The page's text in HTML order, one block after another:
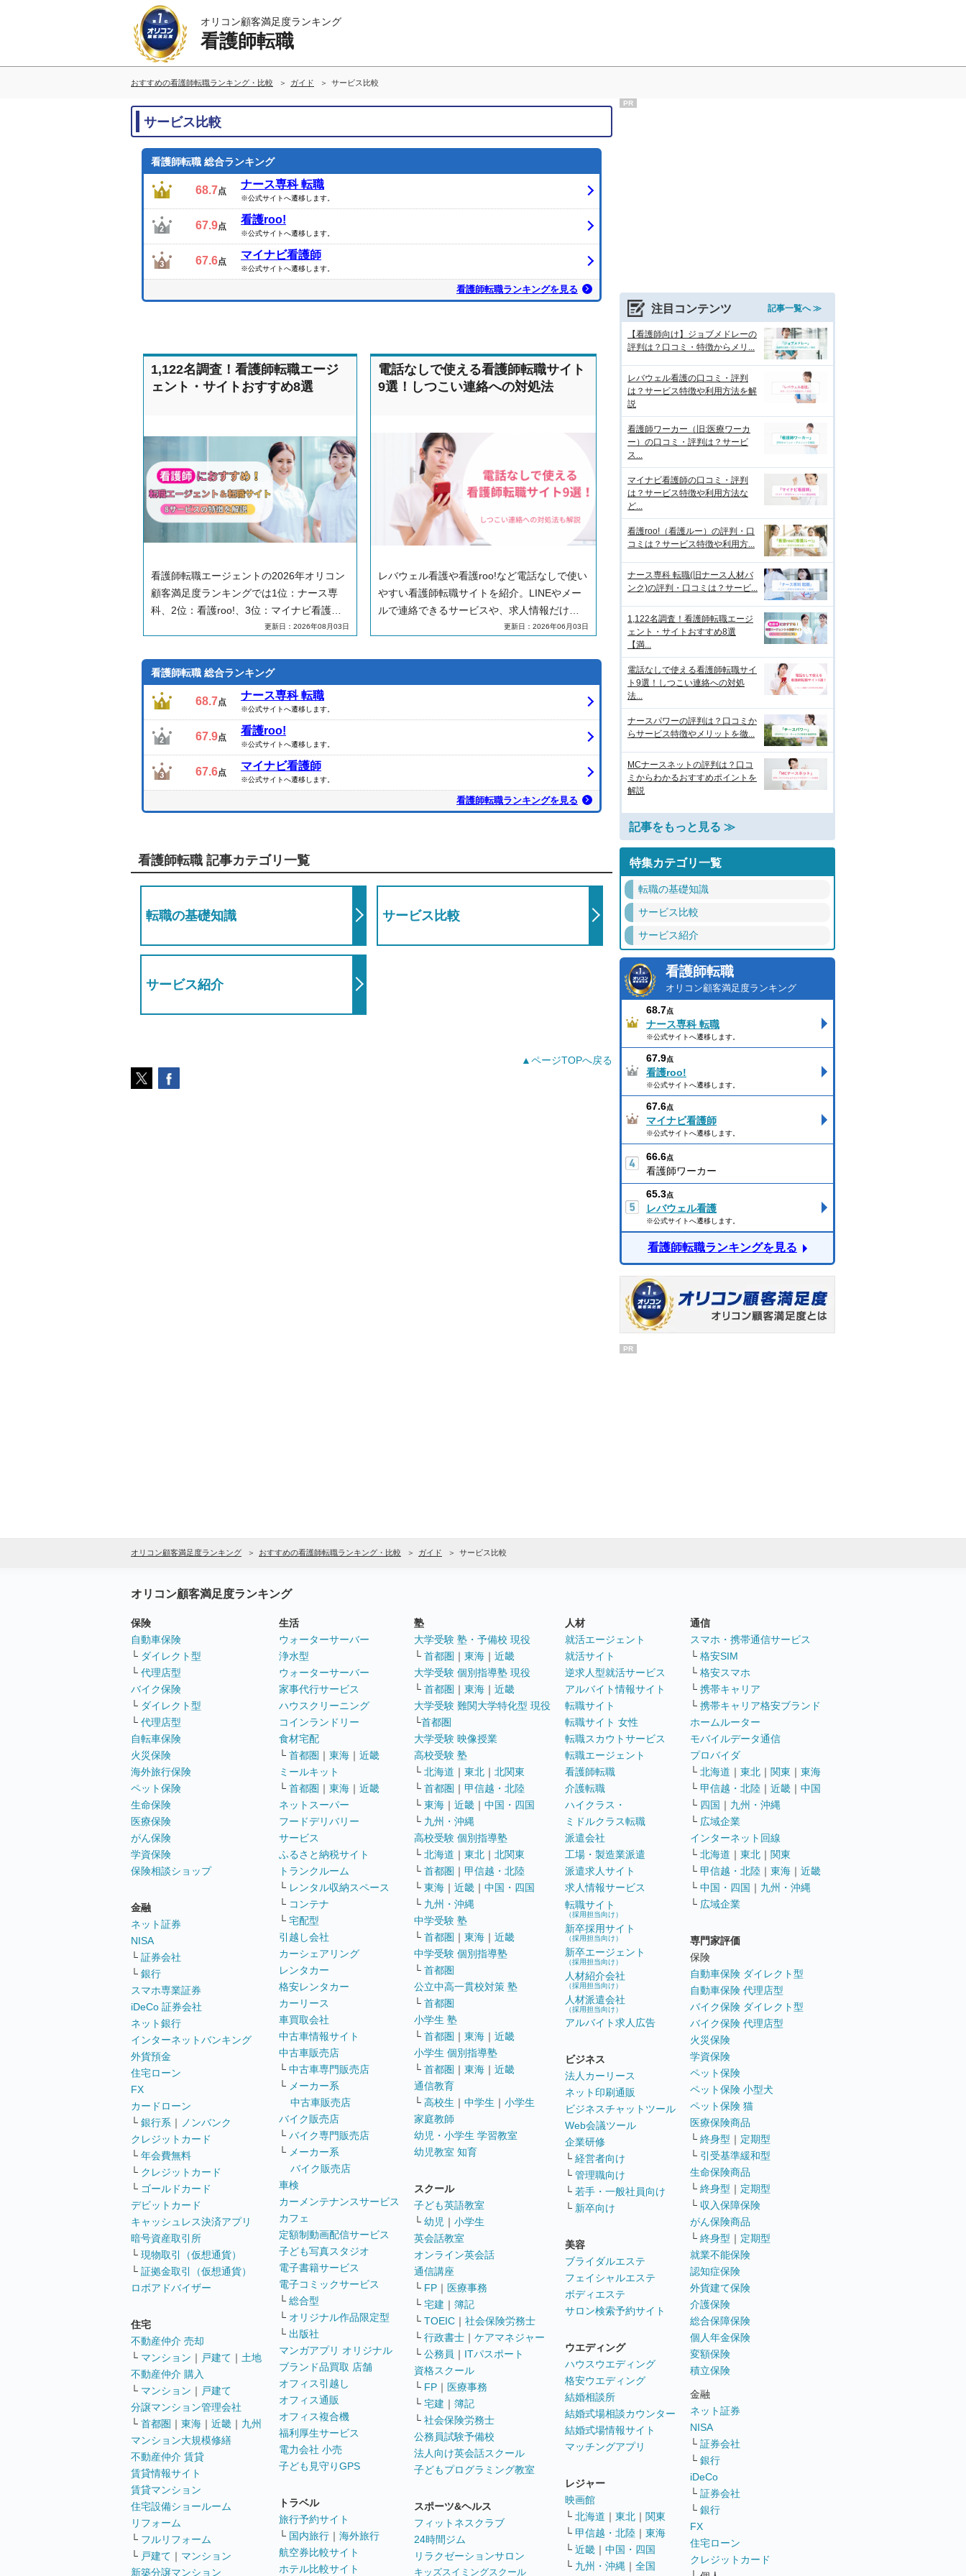
オリコン顧客満足度ランキング
看護師転職
おすすめの看護師転職ランキング・比較 ガイド サービス比較
サービス比較
看護師転職 総合ランキング
68.7点
ナース専科 転職
※公式サイトへ遷移します。
67.9点
看護roo!
※公式サイトへ遷移します。
67.6点
マイナビ看護師
※公式サイトへ遷移します。
看護師転職ランキングを見る
1,122名調査！看護師転職エージ
ェント・サイトおすすめ8選
看護師転職エージェントの2026年オリコン
顧客満足度ランキングでは1位：ナース専
科、2位：看護roo!、3位：マイナビ看護師
という結果になりました。利用者による口
します。
更新日：2026年08月03日
電話なしで使える看護師転職サイト
9選！しつこい連絡への対処法
レバウェル看護や看護roo!など電話なしで使い
やすい看護師転職サイトを紹介。LINEやメー
ルで連絡できるサービスや、求人情報だけ見
られるサイトも詳しく解説。しつこい連絡の
更新日：2026年06月03日
看護師転職 総合ランキング
68.7点
ナース専科 転職
※公式サイトへ遷移します。
67.9点
看護roo!
※公式サイトへ遷移します。
67.6点
マイナビ看護師
※公式サイトへ遷移します。
看護師転職ランキングを見る
看護師転職 記事カテゴリ一覧
転職の基礎知識 サービス比較
サービス紹介
▲ページTOPへ戻る
PR
注目コンテンツ 記事一覧へ ≫
【看護師向け】ジョブメドレーの
評判は？口コミ・特徴からメリ...
レバウェル看護の口コミ・評判
は？サービス特徴や利用方法を解
説
看護師ワーカー（旧:医療ワーカ
ー）の口コミ・評判は？サービ
ス...
マイナビ看護師の口コミ・評判
は？サービス特徴や利用方法な
ど...
看護roo!（看護ルー）の評判・口
コミは？サービス特徴や利用方...
ナース専科 転職(旧ナース人材バ
ンク)の評判・口コミは？サービ...
1,122名調査！看護師転職エージ
ェント・サイトおすすめ8選
【満...
電話なしで使える看護師転職サイ
ト9選！しつこい連絡への対処
法...
ナースパワーの評判は？口コミか
らサービス特徴やメリットを徹...
MCナースネットの評判は？口コ
ミからわかるおすすめポイントを
解説
記事をもっと見る ≫
特集カテゴリ一覧
転職の基礎知識
サービス比較
サービス紹介
看護師転職
オリコン顧客満足度ランキング
68.7点
ナース専科 転職
※公式サイトへ遷移します。
67.9点
看護roo!
※公式サイトへ遷移します。
67.6点
マイナビ看護師
※公式サイトへ遷移します。
66.6点
看護師ワーカー
65.3点
レバウェル看護
※公式サイトへ遷移します。
看護師転職ランキングを見る
PR
オリコン顧客満足度ランキング おすすめの看護師転職ランキング・比較 ガイド サービス比較
オリコン顧客満足度ランキング
保険
自動車保険
└ ダイレクト型
└ 代理店型
バイク保険
└ ダイレクト型
└ 代理店型
自転車保険
火災保険
海外旅行保険
ペット保険
生命保険
医療保険
がん保険
学資保険
保険相談ショップ
金融
ネット証券
NISA
└ 証券会社
└ 銀行
スマホ専業証券
iDeCo 証券会社
ネット銀行
インターネットバンキング
外貨預金
住宅ローン
FX
カードローン
└ 銀行系 ｜
ノンバンク
クレジットカード
└ 年会費無料
└ クレジットカード
└ ゴールドカード
デビットカード
キャッシュレス決済アプリ
暗号資産取引所
└ 現物取引（仮想通貨）
└ 証拠金取引（仮想通貨）
ロボアドバイザー
住宅
不動産仲介 売却
└ マンション ｜ 戸建て ｜ 土地
不動産仲介 購入
└ マンション ｜ 戸建て
分譲マンション管理会社
└ 首都圏 ｜ 東海 ｜ 近畿 ｜ 九州
マンション大規模修繕
不動産仲介 賃貸
賃貸情報サイト
賃貸マンション
住宅設備ショールーム
リフォーム
└ フルリフォーム
└ 戸建て ｜ マンション
新築分譲マンション
生活
ウォーターサーバー
浄水型
ウォーターサーバー
家事代行サービス
ハウスクリーニング
コインランドリー
食材宅配
└ 首都圏 ｜ 東海 ｜ 近畿
ミールキット
└ 首都圏 ｜ 東海 ｜ 近畿
ネットスーパー
フードデリバリー
サービス
ふるさと納税サイト
トランクルーム
└ レンタル収納スペース
└ コンテナ
└ 宅配型
引越し会社
カーシェアリング
レンタカー
格安レンタカー
カーリース
車買取会社
中古車情報サイト
中古車販売店
└ 中古車専門販売店
└ メーカー系
中古車販売店
バイク販売店
└ バイク専門販売店
└ メーカー系
バイク販売店
車検
カーメンテナンスサービス
カフェ
定額制動画配信サービス
子ども写真スタジオ
電子書籍サービス
電子コミックサービス
└ 総合型
└ オリジナル作品限定型
└ 出版社
マンガアプリ オリジナル
ブランド品買取 店舗
オフィス引越し
オフィス通販
オフィス複合機
福利厚生サービス
電力会社 小売
子ども見守りGPS
トラベル
旅行予約サイト
└ 国内旅行 ｜ 海外旅行
航空券比較サイト
ホテル比較サイト
塾
大学受験 塾・予備校 現役
└ 首都圏 ｜ 東海 ｜ 近畿
大学受験 個別指導塾 現役
└ 首都圏 ｜ 東海 ｜ 近畿
大学受験 難関大学特化型 現役
└首都圏
大学受験 映像授業
高校受験 塾
└ 北海道 ｜ 東北 ｜ 北関東
└ 首都圏 ｜ 甲信越・北陸
└ 東海 ｜ 近畿 ｜ 中国・四国
└ 九州・沖縄
高校受験 個別指導塾
└ 北海道 ｜ 東北 ｜ 北関東
└ 首都圏 ｜ 甲信越・北陸
└ 東海 ｜ 近畿 ｜ 中国・四国
└ 九州・沖縄
中学受験 塾
└ 首都圏 ｜ 東海 ｜ 近畿
中学受験 個別指導塾
└ 首都圏
公立中高一貫校対策 塾
└ 首都圏
小学生 塾
└ 首都圏 ｜ 東海 ｜ 近畿
小学生 個別指導塾
└ 首都圏 ｜ 東海 ｜ 近畿
通信教育
└ 高校生 ｜ 中学生 ｜ 小学生
家庭教師
幼児・小学生 学習教室
幼児教室 知育
スクール
子ども英語教室
└ 幼児 ｜ 小学生
英会話教室
オンライン英会話
通信講座
└ FP ｜ 医療事務
└ 宅建 ｜ 簿記
└ TOEIC ｜ 社会保険労務士
└ 行政書士 ｜ ケアマネジャー
└ 公務員 ｜ ITパスポート
資格スクール
└ FP ｜ 医療事務
└ 宅建 ｜ 簿記
└ 社会保険労務士
公務員試験予備校
法人向け英会話スクール
子どもプログラミング教室
スポーツ&ヘルス
フィットネスクラブ
24時間ジム
リラクゼーションサロン
キッズスイミングスクール
人材
就活エージェント
就活サイト
逆求人型就活サービス
アルバイト情報サイト
転職サイト
転職サイト 女性
転職スカウトサービス
転職エージェント
看護師転職
介護転職
ハイクラス・
ミドルクラス転職
派遣会社
工場・製造業派遣
派遣求人サイト
求人情報サービス
転職サイト
（採用担当向け）
新卒採用サイト
（採用担当向け）
新卒エージェント
（採用担当向け）
人材紹介会社
（採用担当向け）
人材派遣会社
（採用担当向け）
アルバイト求人広告
ビジネス
法人カーリース
ネット印刷通販
ビジネスチャットツール
Web会議ツール
企業研修
└ 経営者向け
└ 管理職向け
└ 若手・一般社員向け
└ 新卒向け
美容
ブライダルエステ
フェイシャルエステ
ボディエステ
サロン検索予約サイト
ウエディング
ハウスウエディング
格安ウエディング
結婚相談所
結婚式場相談カウンター
結婚式場情報サイト
マッチングアプリ
レジャー
映画館
└ 北海道 ｜ 東北 ｜ 関東
└ 甲信越・北陸 ｜ 東海
└ 近畿 ｜ 中国・四国
└ 九州・沖縄 ｜ 全国
通信
スマホ・携帯通信サービス
└ 格安SIM
└ 格安スマホ
└ 携帯キャリア
└ 携帯キャリア格安ブランド
ホームルーター
モバイルデータ通信
プロバイダ
└ 北海道 ｜ 東北 ｜ 関東 ｜ 東海
└ 甲信越・北陸 ｜ 近畿 ｜ 中国
└ 四国 ｜ 九州・沖縄
└ 広域企業
インターネット回線
└ 北海道 ｜ 東北 ｜ 関東
└ 甲信越・北陸 ｜ 東海 ｜ 近畿
└ 中国・四国 ｜ 九州・沖縄
└ 広域企業
専門家評価
保険
自動車保険 ダイレクト型
自動車保険 代理店型
バイク保険 ダイレクト型
バイク保険 代理店型
火災保険
学資保険
ペット保険
ペット保険 小型犬
ペット保険 猫
医療保険商品
└ 終身型 ｜ 定期型
└ 引受基準緩和型
生命保険商品
└ 終身型 ｜ 定期型
└ 収入保障保険
がん保険商品
└ 終身型 ｜ 定期型
就業不能保険
認知症保険
外貨建て保険
介護保険
総合保障保険
個人年金保険
変額保険
積立保険
金融
ネット証券
NISA
└ 証券会社
└ 銀行
iDeCo
└ 証券会社
└ 銀行
FX
住宅ローン
クレジットカード